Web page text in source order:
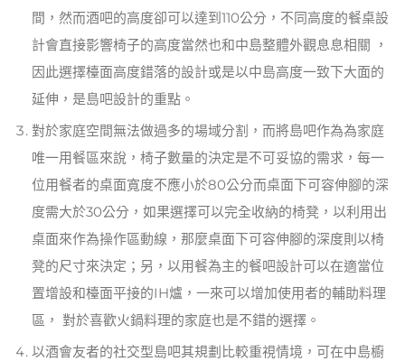
間，然而酒吧的高度卻可以達到110公分，不同高度的餐桌設
計會直接影響椅子的高度當然也和中島整體外觀息息相關 ，
因此選擇檯面高度錯落的設計或是以中島高度一致下大面的
延伸，是島吧設計的重點。
對於家庭空間無法做過多的場域分割，而將島吧作為為家庭
唯一用餐區來說，椅子數量的決定是不可妥協的需求，每一
位用餐者的桌面寬度不應小於80公分而桌面下可容伸腳的深
度需大於30公分，如果選擇可以完全收納的椅凳，以利用出
桌面來作為操作區動線，那麼桌面下可容伸腳的深度則以椅
凳的尺寸來決定；另，以用餐為主的餐吧設計可以在適當位
置增設和檯面平接的IH爐，一來可以增加使用者的輔助料理
區， 對於喜歡火鍋料理的家庭也是不錯的選擇。
以酒會友者的社交型島吧其規劃比較重視情境，可在中島櫥